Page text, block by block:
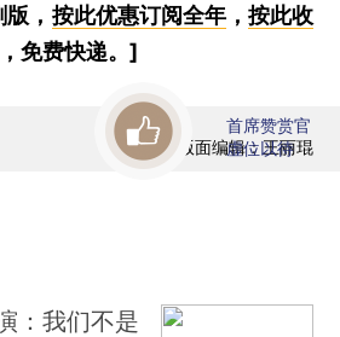
， 按此优惠订阅全年， 按此收
免费快递。]
版面编辑：王丽琨
首席赞赏官
虚位以待
：我们不是